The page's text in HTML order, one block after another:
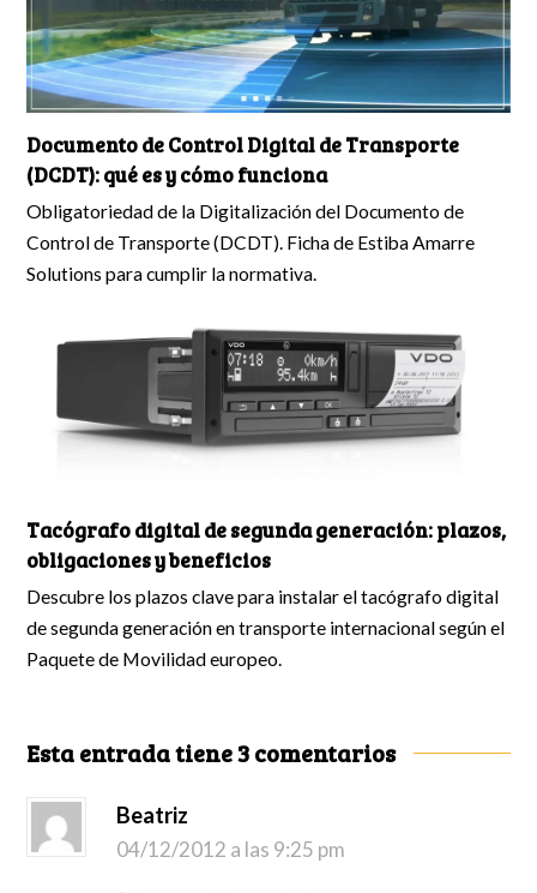
Documento de Control Digital de Transporte
(DCDT): qué es y cómo funciona
Obligatoriedad de la Digitalización del Documento de
Control de Transporte (DCDT). Ficha de Estiba Amarre
Solutions para cumplir la normativa.
Tacógrafo digital de segunda generación: plazos,
obligaciones y beneficios
Descubre los plazos clave para instalar el tacógrafo digital
de segunda generación en transporte internacional según el
Paquete de Movilidad europeo.
Esta entrada tiene 3 comentarios
Beatriz
04/12/2012 a las 9:25 pm